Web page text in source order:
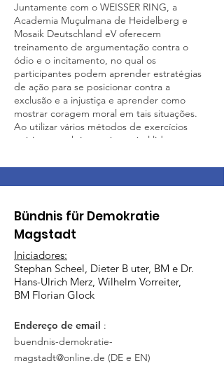
Juntamente com o WEISSER RING, a
Academia Muçulmana de Heidelberg e
Mosaik Deutschland eV oferecem
treinamento de argumentação contra o
ódio e o incitamento, no qual os
participantes podem aprender estratégias
de ação para se posicionar contra a
exclusão e a injustiça e aprender como
mostrar coragem moral em tais situações.
Ao utilizar vários métodos de exercícios
práticos, também será possível lidar com
práticas de discriminação cotidianas. Outro
assim, a própria capacidade de reagir a
argumentos desumanos pode ser ampliada.
O objetivo é proporcionar confiança ao lidar
com slogans populistas.” O clube
desportivo de Magstadt e a Aliança para a
Democracia em Magstadt estão a organizar
este seminário em conjunto, a fim de dar ao
clube, mas também a todos os outros
residentes interessados de Magstadt, a
oportunidade de falar contra o ódio e a
Bündnis für Demokratie
Magstadt
Iniciadores:
Stephan Scheel, Dieter B uter, BM e Dr.
Hans-Ulrich Merz, Wilhelm Vorreiter,
BM Florian Glock
Endereço de email :
buendnis-demokratie-
magstadt@online.de (DE e EN)